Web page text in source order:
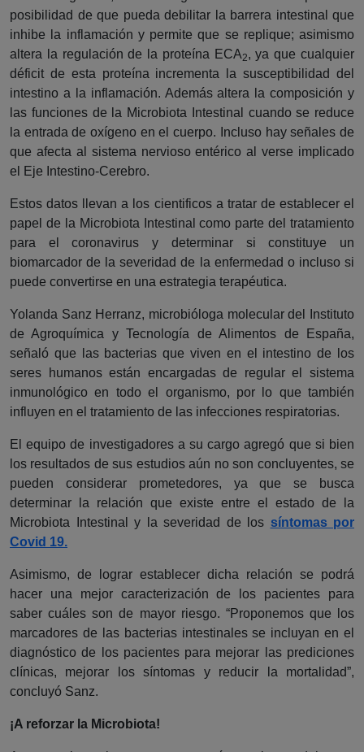
posibilidad de que pueda debilitar la barrera intestinal que
inhibe la inflamación y permite que se replique; asimismo
altera la regulación de la proteína ECA2, ya que cualquier
déficit de esta proteína incrementa la susceptibilidad del
intestino a la inflamación. Además altera la composición y
las funciones de la Microbiota Intestinal cuando se reduce
la entrada de oxígeno en el cuerpo. Incluso hay señales de
que afecta al sistema nervioso entérico al verse implicado
el Eje Intestino-Cerebro.
Estos datos llevan a los cientificos a tratar de establecer el
papel de la Microbiota Intestinal como parte del tratamiento
para el coronavirus y determinar si constituye un
biomarcador de la severidad de la enfermedad o incluso si
puede convertirse en una estrategia terapéutica.
Yolanda Sanz Herranz, microbióloga molecular del Instituto
de Agroquímica y Tecnología de Alimentos de España,
señaló que las bacterias que viven en el intestino de los
seres humanos están encargadas de regular el sistema
inmunológico en todo el organismo, por lo que también
influyen en el tratamiento de las infecciones respiratorias.
El equipo de investigadores a su cargo agregó que si bien
los resultados de sus estudios aún no son concluyentes, se
pueden considerar prometedores, ya que se busca
determinar la relación que existe entre el estado de la
Microbiota Intestinal y la severidad de los síntomas por
Covid 19.
Asimismo, de lograr establecer dicha relación se podrá
hacer una mejor caracterización de los pacientes para
saber cuáles son de mayor riesgo. “Proponemos que los
marcadores de las bacterias intestinales se incluyan en el
diagnóstico de los pacientes para mejorar las prediciones
clínicas, mejorar los síntomas y reducir la mortalidad”,
concluyó Sanz.
¡A reforzar la Microbiota!